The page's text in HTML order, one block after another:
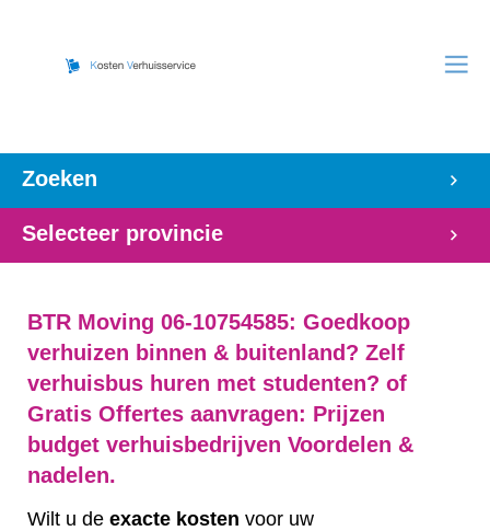
Zoeken
Selecteer provincie
BTR Moving 06-10754585: Goedkoop
verhuizen binnen & buitenland? Zelf
verhuisbus huren met studenten? of
Gratis Offertes aanvragen: Prijzen
budget verhuisbedrijven Voordelen &
nadelen.
Wilt u de exacte kosten voor uw